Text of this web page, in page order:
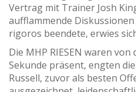
Vertrag mit Trainer Josh
aufflammende
rigoros beendete, erwies
Die MHP RIESEN waren
Sekunde präsent, engten
Russell, zuvor als besten